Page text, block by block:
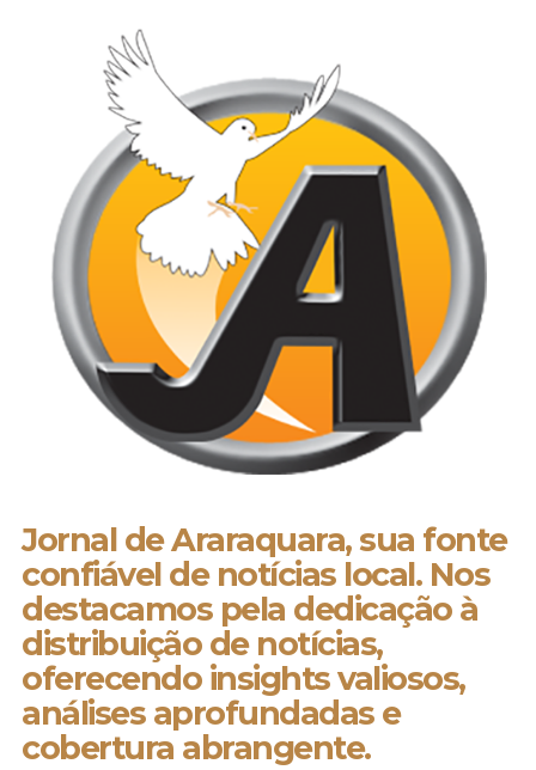
Jornal de Araraquara, sua fonte
confiável de notícias local. Nos
destacamos pela dedicação à
distribuição de notícias,
oferecendo insights valiosos,
análises aprofundadas e
cobertura abrangente.